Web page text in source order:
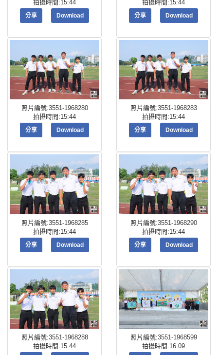
拍攝時間:15:44
分享 Download
拍攝時間:15:44
分享 Download
照片編號:3551-1968280
拍攝時間:15:44
分享 Download
照片編號:3551-1968283
拍攝時間:15:44
分享 Download
照片編號:3551-1968285
拍攝時間:15:44
分享 Download
照片編號:3551-1968290
拍攝時間:15:44
分享 Download
照片編號:3551-1968288
拍攝時間:15:44
照片編號:3551-1968599
拍攝時間:16:09